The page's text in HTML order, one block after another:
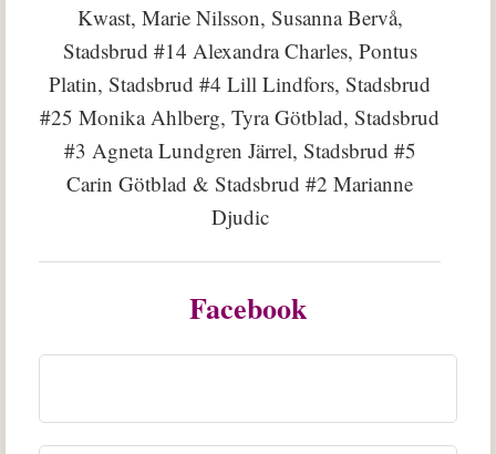
Kwast, Marie Nilsson, Susanna Bervå,
Stadsbrud #14 Alexandra Charles, Pontus
Platin, Stadsbrud #4 Lill Lindfors, Stadsbrud
#25 Monika Ahlberg, Tyra Götblad, Stadsbrud
#3 Agneta Lundgren Järrel, Stadsbrud #5
Carin Götblad & Stadsbrud #2 Marianne
Djudic
Facebook